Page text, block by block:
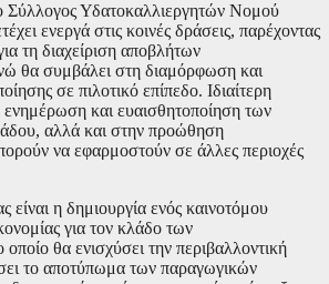
Σύλλογος Υδατοκαλλιεργητών Νομού
ενεργά στις κοινές δράσεις, παρέχοντας
τη διαχείριση αποβλήτων
θα συμβάλει στη διαμόρφωση και
σε πιλοτικό επίπεδο. Ιδιαίτερη
και ευαισθητοποίηση των
αλλά και στην προώθηση
να εφαρμοστούν σε άλλες περιοχές
είναι η δημιουργία ενός καινοτόμου
για τον κλάδο των
θα ενισχύσει την περιβαλλοντική
το αποτύπωμα των παραγωγικών